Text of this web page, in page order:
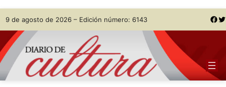
Saltar
al
contenido
Skip
to
content
9 de agosto de 2026 – Edición número: 6143 Facebook Twitter